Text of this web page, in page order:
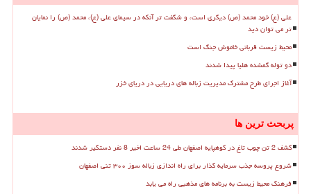
علی (ع) خود محمد (ص) دیگری است، و شگفت تر آنکه در سیمای علی (ع)، محمد (ص) را نمایان
تر می توان دید
محیط زیست قربانی خاموش جنگ است
دو توله گمشده هلیا پیدا شدند
آغاز اجرای طرح مشترک مدیریت زباله های دریایی در دریای خزر
پربحث ترین ها
کشف 2 تن چوب تاغ در کوهپایه اصفهان طی 24 ساعت اخیر 8 نفر دستگیر شدند
شروع پروسه جذب سرمایه گذار برای راه اندازی زباله سوز ۳۰۰ تنی اصفهان
فرهنگ محیط زیست به برنامه های مذهبی راه می یابد